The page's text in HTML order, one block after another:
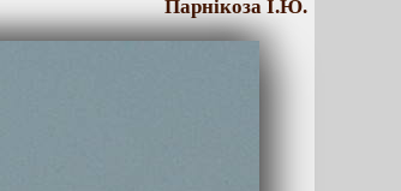
Парнікоза І.Ю.